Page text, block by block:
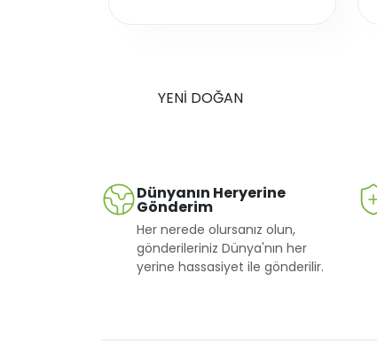
YENİ DOĞAN
Dünyanın Heryerine
Gönderim
Her nerede olursanız olun,
gönderileriniz Dünya'nın her
yerine hassasiyet ile gönderilir.